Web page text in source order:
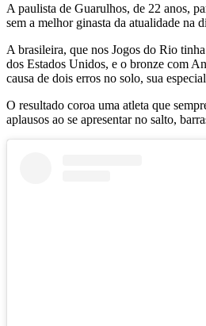
A paulista de Guarulhos, de 22 anos,
sem a melhor ginasta da atualidade na
A brasileira, que nos Jogos do Rio
dos Estados Unidos, e o bronze com
causa de dois erros no solo, sua
O resultado coroa uma atleta que
aplausos ao se apresentar no salto,